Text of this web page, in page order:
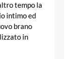
tempo la
intimo ed
brano
in